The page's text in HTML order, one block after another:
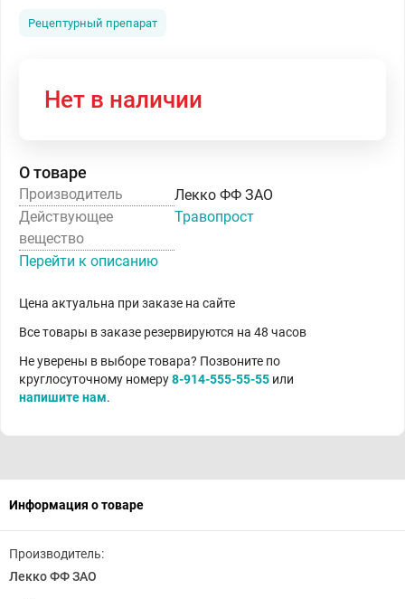
Рецептурный препарат
Нет в наличии
О товаре
Производитель
Лекко ФФ ЗАО
Действующее
вещество
Травопрост
Перейти к описанию
Цена актуальна при заказе на сайте
Все товары в заказе резервируются на 48 часов
Не уверены в выборе товара? Позвоните по
круглосуточному номеру8-914-555-55-55 или
напишите нам.
Информация о товаре
Производитель:
Лекко ФФ ЗАО